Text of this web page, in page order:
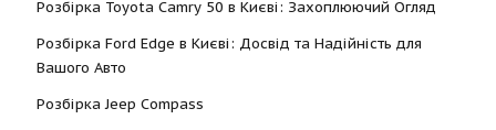
Розбірка Toyota Camry 50 в Києві: Захоплюючий Огляд
Розбірка Ford Edge в Києві: Досвід та Надійність для
Вашого Авто
Розбірка Jeep Compass